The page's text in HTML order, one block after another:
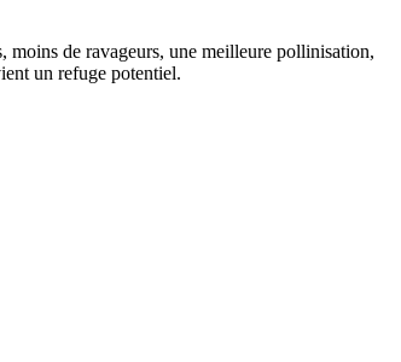
moins de ravageurs, une meilleure pollinisation,
un refuge potentiel.